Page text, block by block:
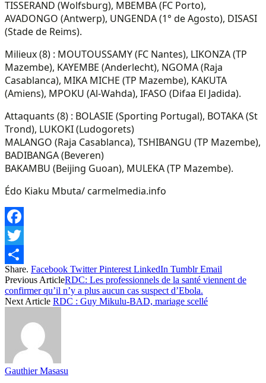
TISSERAND (Wolfsburg), MBEMBA (FC Porto),
AVADONGO (Antwerp), UNGENDA (1° de Agosto), DISASI
(Stade de Reims).
Milieux (8) : MOUTOUSSAMY (FC Nantes), LIKONZA (TP
Mazembe), KAYEMBE (Anderlecht), NGOMA (Raja
Casablanca), MIKA MICHE (TP Mazembe), KAKUTA
(Amiens), MPOKU (Al-Wahda), IFASO (Difaa El Jadida).
Attaquants (8) : BOLASIE (Sporting Portugal), BOTAKA (St
Trond), LUKOKI (Ludogorets)
MALANGO (Raja Casablanca), TSHIBANGU (TP Mazembe),
BADIBANGA (Beveren)
BAKAMBU (Beijing Guoan), MULEKA (TP Mazembe).
Édo Kiaku Mbuta/ carmelmedia.info
Facebook
Twitter
Share
Share. Facebook Twitter Pinterest LinkedIn Tumblr Email
Previous ArticleRDC: Les professionnels de la santé viennent de
confirmer qu’il n’y a plus aucun cas suspect d’Ebola.
Next Article RDC : Guy Mikulu-BAD, mariage scellé
Gauthier Masasu